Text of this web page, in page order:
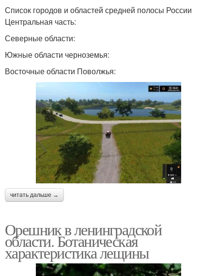
Список городов и областей средней полосы России
Центральная часть:
Северные области:
Южные области черноземья:
Восточные области Поволжья:
читать дальше →
Орешник в ленинградской
области. Ботаническая
характеристика лещины